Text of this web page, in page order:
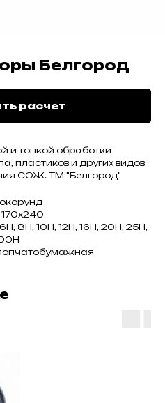
Белгород
расчет
и тонкой обработки
пластиков и других видов
СОЖ. ТМ "Белгород"
8H, 10H, 12H, 16H, 20H, 25H,